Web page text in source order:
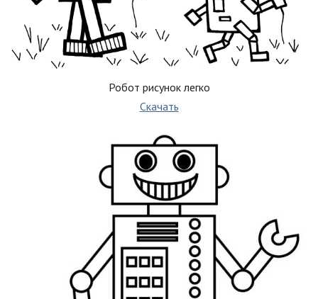
Робот рисунок легко
Скачать